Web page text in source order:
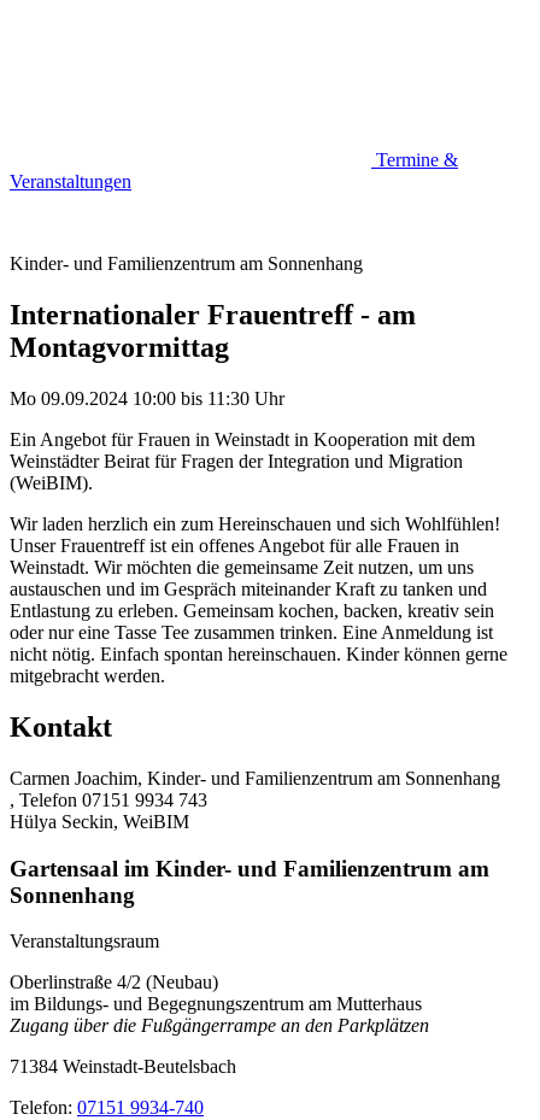
Termine &
Veranstaltungen
Kinder- und Familienzentrum am Sonnenhang
Internationaler Frauentreff - am
Montagvormittag
Mo 09.09.2024 10:00 bis 11:30 Uhr
Ein Angebot für Frauen in Weinstadt in Kooperation mit dem
Weinstädter Beirat für Fragen der Integration und Migration
(WeiBIM).
Wir laden herzlich ein zum Hereinschauen und sich Wohlfühlen!
Unser Frauentreff ist ein offenes Angebot für alle Frauen in
Weinstadt. Wir möchten die gemeinsame Zeit nutzen, um uns
austauschen und im Gespräch miteinander Kraft zu tanken und
Entlastung zu erleben. Gemeinsam kochen, backen, kreativ sein
oder nur eine Tasse Tee zusammen trinken. Eine Anmeldung ist
nicht nötig. Einfach spontan hereinschauen. Kinder können gerne
mitgebracht werden.
Kontakt
Carmen Joachim, Kinder- und Familienzentrum am Sonnenhang
, Telefon 07151 9934 743
Hülya Seckin, WeiBIM
Gartensaal im Kinder- und Familienzentrum am
Sonnenhang
Veranstaltungsraum
Oberlinstraße 4/2 (Neubau)
im Bildungs- und Begegnungszentrum am Mutterhaus
Zugang über die Fußgängerrampe an den Parkplätzen
71384 Weinstadt-Beutelsbach
Telefon: 07151 9934-740